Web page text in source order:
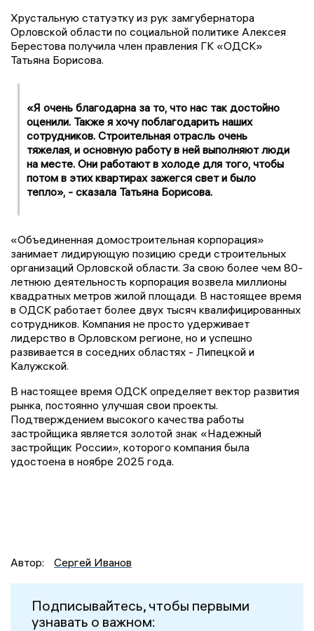
Хрустальную статуэтку из рук замгубернатора
Орловской области по социальной политике Алексея
Берестова получила член правления ГК «ОДСК»
Татьяна Борисова.
«Я очень благодарна за то, что нас так достойно
оценили. Также я хочу поблагодарить наших
сотрудников. Строительная отрасль очень
тяжелая, и основную работу в ней выполняют люди
на месте. Они работают в холоде для того, чтобы
потом в этих квартирах зажегся свет и было
тепло», - сказала Татьяна Борисова.
«Объединенная домостроительная корпорация»
занимает лидирующую позицию среди строительных
организаций Орловской области. За свою более чем 80-
летнюю деятельность корпорация возвела миллионы
квадратных метров жилой площади. В настоящее время
в ОДСК работает более двух тысяч квалифицированных
сотрудников. Компания не просто удерживает
лидерство в Орловском регионе, но и успешно
развивается в соседних областях - Липецкой и
Калужской.
В настоящее время ОДСК определяет вектор развития
рынка, постоянно улучшая свои проекты.
Подтверждением высокого качества работы
застройщика является золотой знак «Надежный
застройщик России», которого компания была
удостоена в ноябре 2025 года.
Автор: Сергей Иванов
Подписывайтесь, чтобы первыми
узнавать о важном: